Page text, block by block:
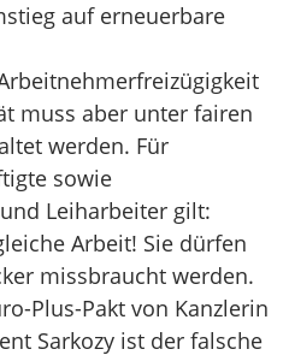
auf erneuerbare
muss aber unter fairen
werden. Für
sowie
Leiharbeiter gilt:
Arbeit! Sie dürfen
missbraucht werden.
Plus-Pakt von Kanzlerin
Sarkozy ist der falsche